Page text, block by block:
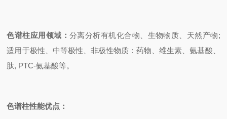
色谱柱应用领域：分离分析有机化合物、生物物质、天然产物;
适用于极性、中等极性、非极性物质：药物、维生素、氨基酸、
肽, PTC-氨基酸等。
色谱柱性能优点：